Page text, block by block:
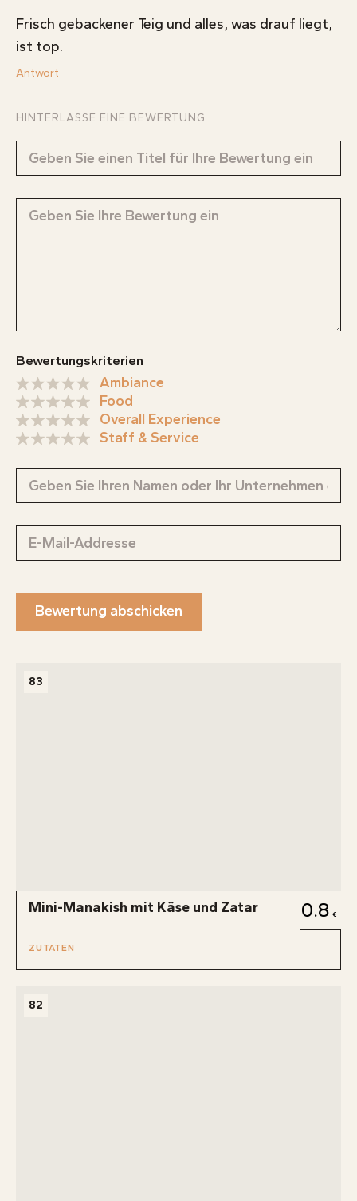
Frisch gebackener Teig und alles, was drauf liegt,
ist top.
Antwort
HINTERLASSE EINE BEWERTUNG
Bewertungskriterien
Ambiance
Food
Overall Experience
Staff & Service
Bewertung abschicken
83
Mini-Manakish mit Käse und Zatar 0.8
ZUTATEN
82